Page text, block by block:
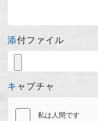
添付ファイル
キャプチャ